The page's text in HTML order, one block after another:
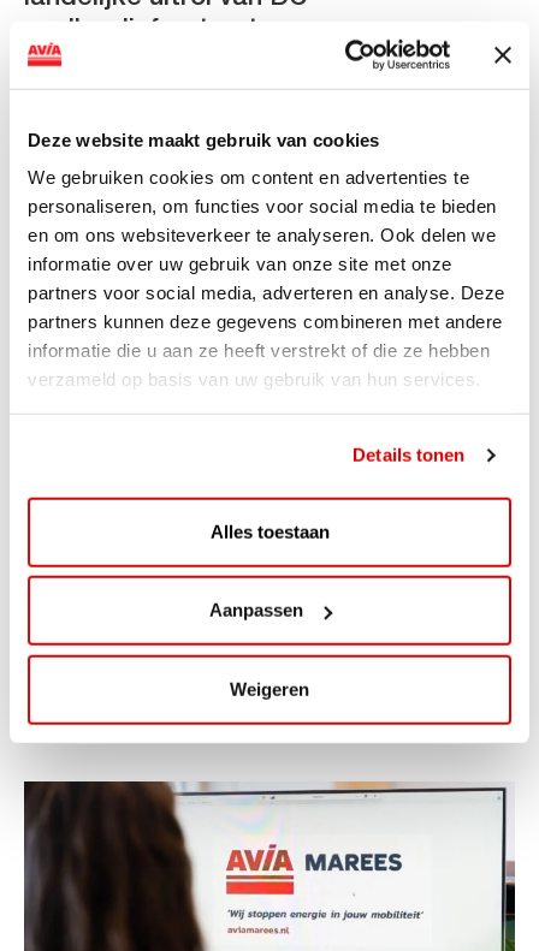
Deze website maakt gebruik van cookies
We gebruiken cookies om content en advertenties te
personaliseren, om functies voor social media te bieden
en om ons websiteverkeer te analyseren. Ook delen we
informatie over uw gebruik van onze site met onze
partners voor social media, adverteren en analyse. Deze
partners kunnen deze gegevens combineren met andere
informatie die u aan ze heeft verstrekt of die ze hebben
verzameld op basis van uw gebruik van hun services.
Details tonen
Alles toestaan
Aanpassen
Weigeren
Lees verder
ViaAVIA Super Deal: 20% korting bij
ViaLuxury Hotels
ViaAVIA Super Deal: €25 korting bij ViaLuxury Hotels
Toe aan een ontspannen nachtje...